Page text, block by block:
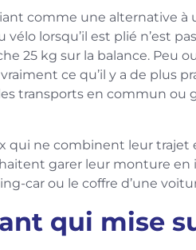
comme une alternative à
vélo lorsqu’il est plié n’est
25 kg sur la balance. Peu
ce qu’il y a de plus
transports en commun ou
qui ne combinent leur trajet
garer leur monture en
car ou le coffre d’une
qui mise